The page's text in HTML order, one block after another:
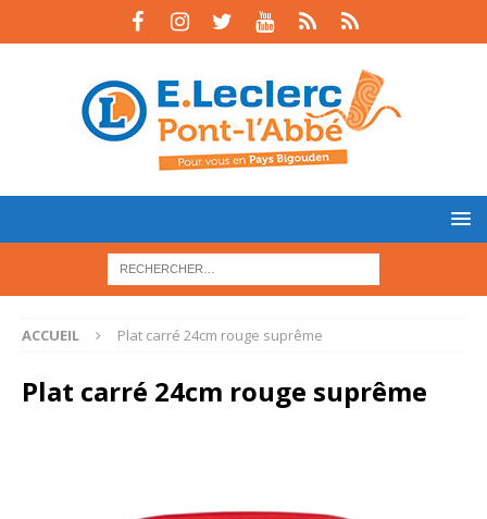
ACCUEIL Plat carré 24cm rouge suprême
Plat carré 24cm rouge suprême